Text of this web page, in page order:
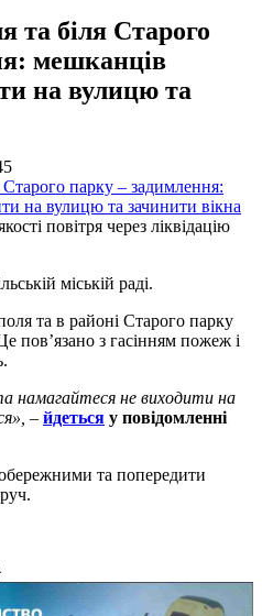
та біля Старого
мешканців
на вулицю та
повітря через ліквідацію
міській раді.
та в районі Старого парку
пов’язано з гасінням пожеж і
намагайтеся не виходити на
– йдеться у повідомленні
та попередити